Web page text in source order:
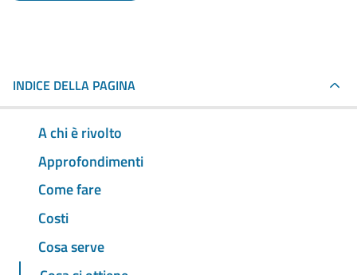
INDICE DELLA PAGINA
A chi è rivolto
Approfondimenti
Come fare
Costi
Cosa serve